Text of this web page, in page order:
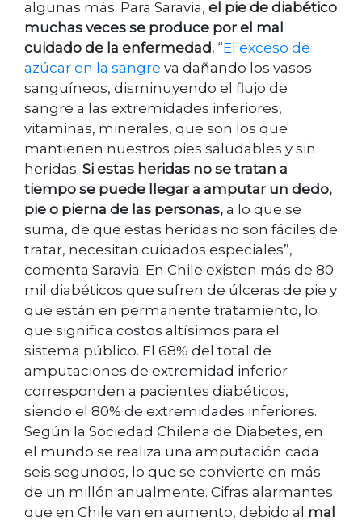
algunas más. Para Saravia, el pie de diabético
muchas veces se produce por el mal
cuidado de la enfermedad. “El exceso de
azúcar en la sangre va dañando los vasos
sanguíneos, disminuyendo el flujo de
sangre a las extremidades inferiores,
vitaminas, minerales, que son los que
mantienen nuestros pies saludables y sin
heridas. Si estas heridas no se tratan a
tiempo se puede llegar a amputar un dedo,
pie o pierna de las personas, a lo que se
suma, de que estas heridas no son fáciles de
tratar, necesitan cuidados especiales”,
comenta Saravia. En Chile existen más de 80
mil diabéticos que sufren de úlceras de pie y
que están en permanente tratamiento, lo
que significa costos altísimos para el
sistema público. El 68% del total de
amputaciones de extremidad inferior
corresponden a pacientes diabéticos,
siendo el 80% de extremidades inferiores.
Según la Sociedad Chilena de Diabetes, en
el mundo se realiza una amputación cada
seis segundos, lo que se convierte en más
de un millón anualmente. Cifras alarmantes
que en Chile van en aumento, debido al mal